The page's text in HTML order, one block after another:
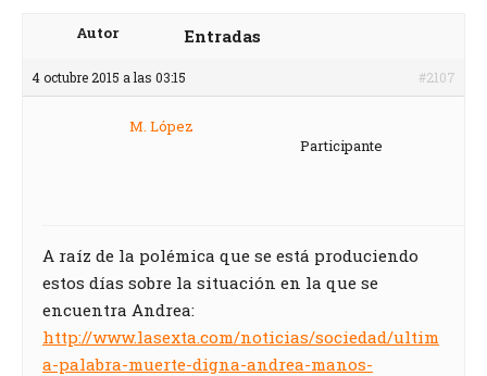
Autor Entradas
4 octubre 2015 a las 03:15 #2107
M. López
Participante
A raíz de la polémica que se está produciendo
estos días sobre la situación en la que se
encuentra Andrea:
http://www.lasexta.com/noticias/sociedad/ultim
a-palabra-muerte-digna-andrea-manos-